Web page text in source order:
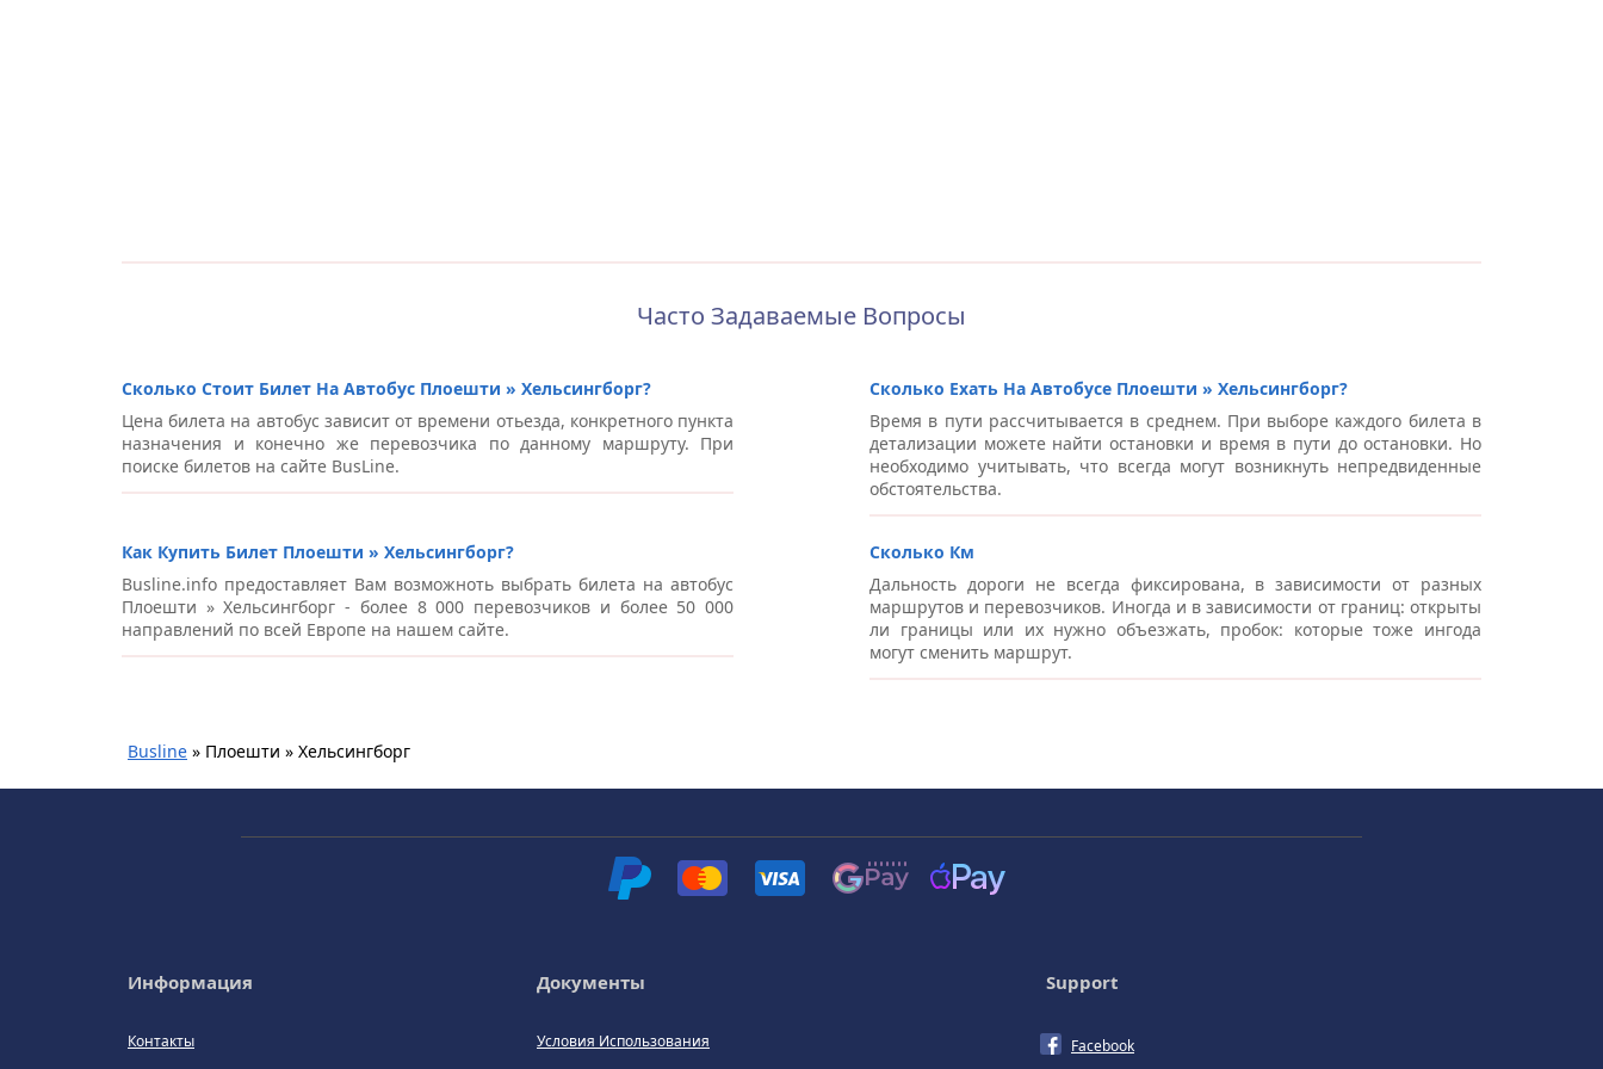
Часто Задаваемые Вопросы
Сколько Стоит Билет На Автобус Плоешти » Хельсингборг?
Цена билета на автобус зависит от времени отьезда, конкретного пункта
назначения и конечно же перевозчика по данному маршруту. При
поиске билетов на сайте BusLine.
Сколько Ехать На Автобусе Плоешти » Хельсингборг?
Время в пути рассчитывается в среднем. При выборе каждого билета в
детализации можете найти остановки и время в пути до остановки. Но
необходимо учитывать, что всегда могут возникнуть непредвиденные
обстоятельства.
Как Купить Билет Плоешти » Хельсингборг?
Busline.info предоставляет Вам возможноть выбрать билета на автобус
Плоешти » Хельсингборг - более 8 000 перевозчиков и более 50 000
направлений по всей Европе на нашем сайте.
Сколько Км
Дальность дороги не всегда фиксирована, в зависимости от разных
маршрутов и перевозчиков. Иногда и в зависимости от границ: открыты
ли границы или их нужно объезжать, пробок: которые тоже ингода
могут сменить маршрут.
Busline » Плоешти » Хельсингборг
Информация
Контакты
Документы
Условия Использования
Support
Facebook